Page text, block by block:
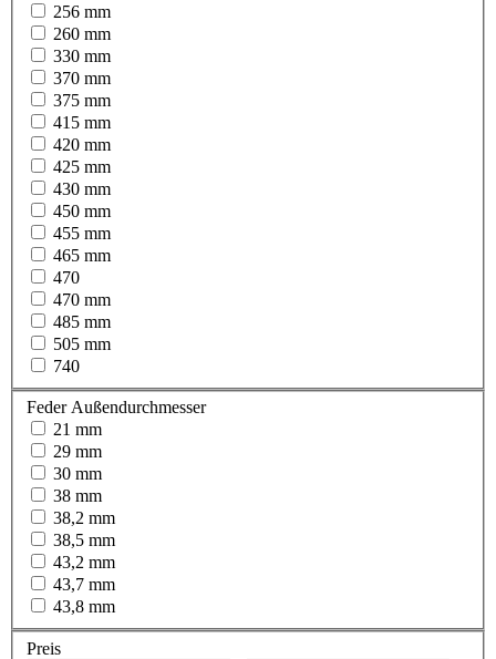
256 mm
260 mm
330 mm
370 mm
375 mm
415 mm
420 mm
425 mm
430 mm
450 mm
455 mm
465 mm
470
470 mm
485 mm
505 mm
740
Feder Außendurchmesser
21 mm
29 mm
30 mm
38 mm
38,2 mm
38,5 mm
43,2 mm
43,7 mm
43,8 mm
Preis